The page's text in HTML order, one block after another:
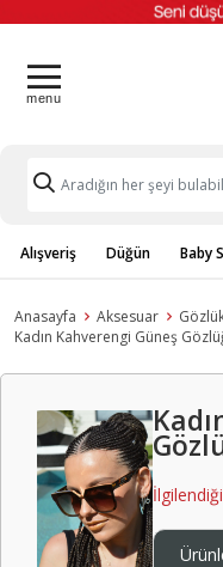
Alışveriş Düğün Baby
Anasayfa Aksesuar
Kadın Kahverengi Güneş